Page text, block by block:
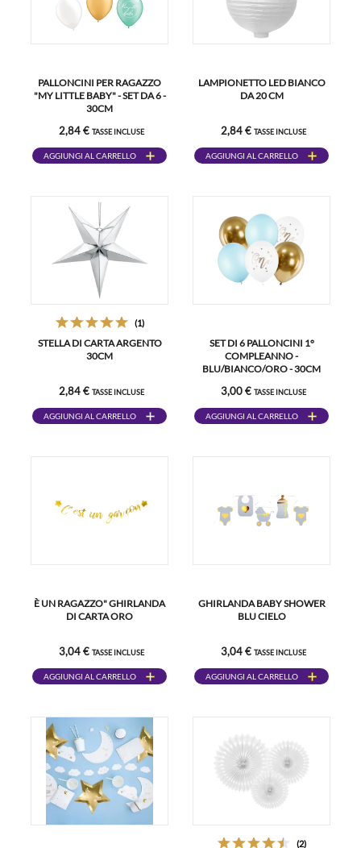
PALLONCINI PER RAGAZZO
"MY LITTLE BABY" - SET DA 6 -
30CM
2,84 € TASSE INCLUSE
AGGIUNGI AL CARRELLO
LAMPIONETTO LED BIANCO
DA 20 CM
2,84 € TASSE INCLUSE
AGGIUNGI AL CARRELLO
(1)
STELLA DI CARTA ARGENTO
30CM
2,84 € TASSE INCLUSE
AGGIUNGI AL CARRELLO
SET DI 6 PALLONCINI 1°
COMPLEANNO -
BLU/BIANCO/ORO - 30CM
3,00 € TASSE INCLUSE
AGGIUNGI AL CARRELLO
È UN RAGAZZO" GHIRLANDA
DI CARTA ORO
3,04 € TASSE INCLUSE
AGGIUNGI AL CARRELLO
GHIRLANDA BABY SHOWER
BLU CIELO
3,04 € TASSE INCLUSE
AGGIUNGI AL CARRELLO
(2)